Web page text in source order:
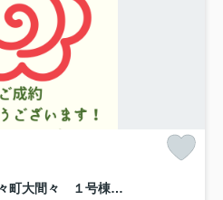
【新築平屋】みどり市大間々町大間々 １号棟(全２棟) ブルーミングガーデン 新築建売分譲